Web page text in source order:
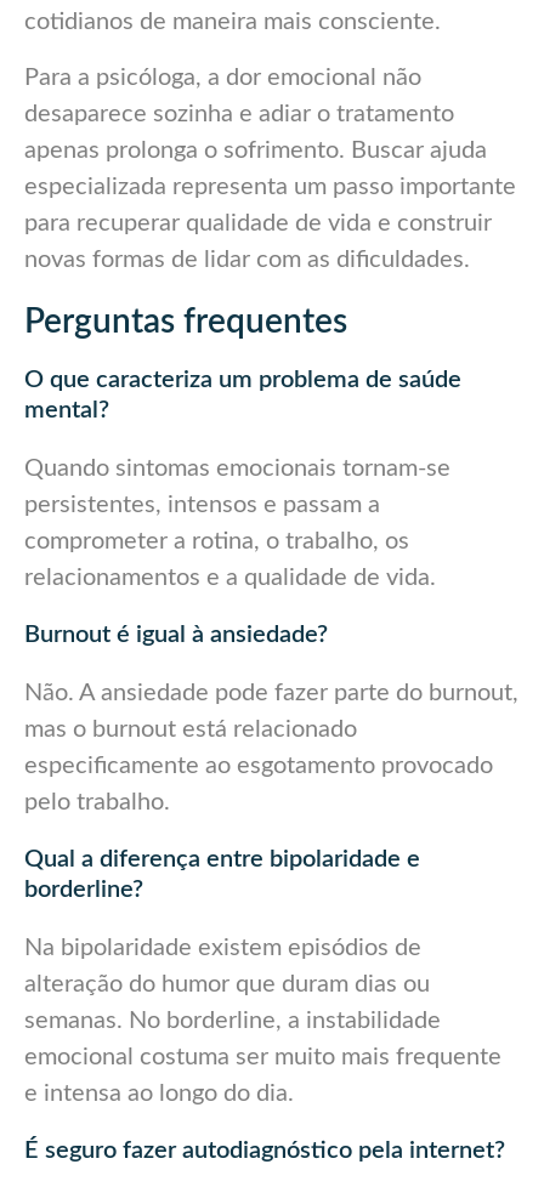
cotidianos de maneira mais consciente.
Para a psicóloga, a dor emocional não
desaparece sozinha e adiar o tratamento
apenas prolonga o sofrimento. Buscar ajuda
especializada representa um passo importante
para recuperar qualidade de vida e construir
novas formas de lidar com as dificuldades.
Perguntas frequentes
O que caracteriza um problema de saúde
mental?
Quando sintomas emocionais tornam-se
persistentes, intensos e passam a
comprometer a rotina, o trabalho, os
relacionamentos e a qualidade de vida.
Burnout é igual à ansiedade?
Não. A ansiedade pode fazer parte do burnout,
mas o burnout está relacionado
especificamente ao esgotamento provocado
pelo trabalho.
Qual a diferença entre bipolaridade e
borderline?
Na bipolaridade existem episódios de
alteração do humor que duram dias ou
semanas. No borderline, a instabilidade
emocional costuma ser muito mais frequente
e intensa ao longo do dia.
É seguro fazer autodiagnóstico pela internet?